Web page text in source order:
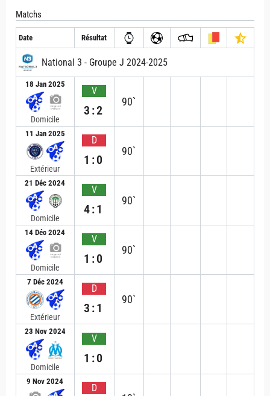
Matchs
Date Résultat
National 3 - Groupe J 2024-2025
18 Jan 2025
Domicile
V
3:2
90`
11 Jan 2025
Extérieur
D
1:0
90`
21 Déc 2024
Domicile
V
4:1
90`
14 Déc 2024
Domicile
V
1:0
90`
7 Déc 2024
Extérieur
D
3:1
90`
23 Nov 2024
Domicile
V
1:0
9 Nov 2024
D